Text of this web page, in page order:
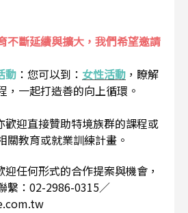
不斷延續與擴大，我們希望邀請
動 ： 您可以到： 女性活動 ，瞭解
，一起打造善的向上循環。
歡迎直接贊助特境族群的課程或
關教育或就業訓練計畫。
迎任何形式的合作提案與機會，
繫：02-2986-0315／